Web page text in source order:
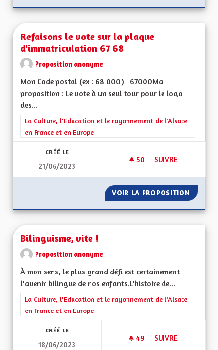
Refaisons le vote sur la plaque
d'immatriculation 67 68
Proposition anonyme
Mon Code postal (ex : 68 000) : 67000Ma
proposition : Le vote à un seul tour pour le logo
des...
Filtrer les résultats de la catégorie : La Culture, l'Education et
La Culture, l'Education et le rayonnement de l'Alsace
en France et en Europe
CRÉÉ LE
21/06/2023
50 50 ABONNÉS
SUIVRE
VOIR LA PROPOSITION
Bilinguisme, vite !
Proposition anonyme
À mon sens, le plus grand défi est certainement
l'avenir bilingue de nos enfants.L'histoire de...
Filtrer les résultats de la catégorie : La Culture, l'Education et
La Culture, l'Education et le rayonnement de l'Alsace
en France et en Europe
CRÉÉ LE
18/06/2023
49 49 ABONNÉS
SUIVRE